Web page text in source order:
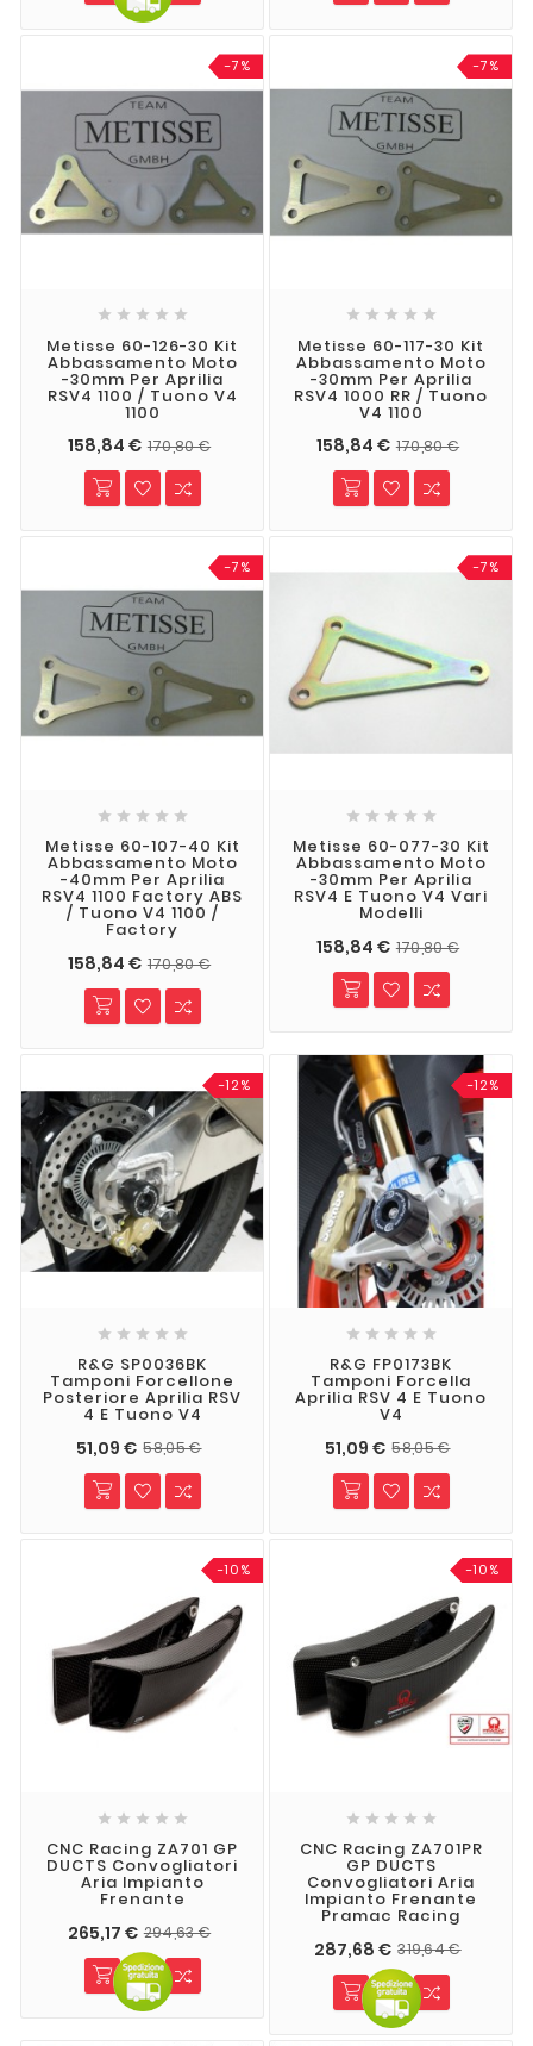
-7%
    
Metisse 60-126-30 Kit
Abbassamento Moto
-30mm Per Aprilia
RSV4 1100 / Tuono V4
1100
158,84 € 170,80 €
-7%
    
Metisse 60-117-30 Kit
Abbassamento Moto
-30mm Per Aprilia
RSV4 1000 RR / Tuono
V4 1100
158,84 € 170,80 €
-7%
    
Metisse 60-107-40 Kit
Abbassamento Moto
-40mm Per Aprilia
RSV4 1100 Factory ABS
/ Tuono V4 1100 /
Factory
158,84 € 170,80 €
-7%
    
Metisse 60-077-30 Kit
Abbassamento Moto
-30mm Per Aprilia
RSV4 E Tuono V4 Vari
Modelli
158,84 € 170,80 €
-12%
    
R&G SP0036BK
Tamponi Forcellone
Posteriore Aprilia RSV
4 E Tuono V4
51,09 € 58,05 €
-12%
    
R&G FP0173BK
Tamponi Forcella
Aprilia RSV 4 E Tuono
V4
51,09 € 58,05 €
-10%
    
CNC Racing ZA701 GP
DUCTS Convogliatori
Aria Impianto
Frenante
265,17 € 294,63 €
-10%
    
CNC Racing ZA701PR
GP DUCTS
Convogliatori Aria
Impianto Frenante
Pramac Racing
287,68 € 319,64 €